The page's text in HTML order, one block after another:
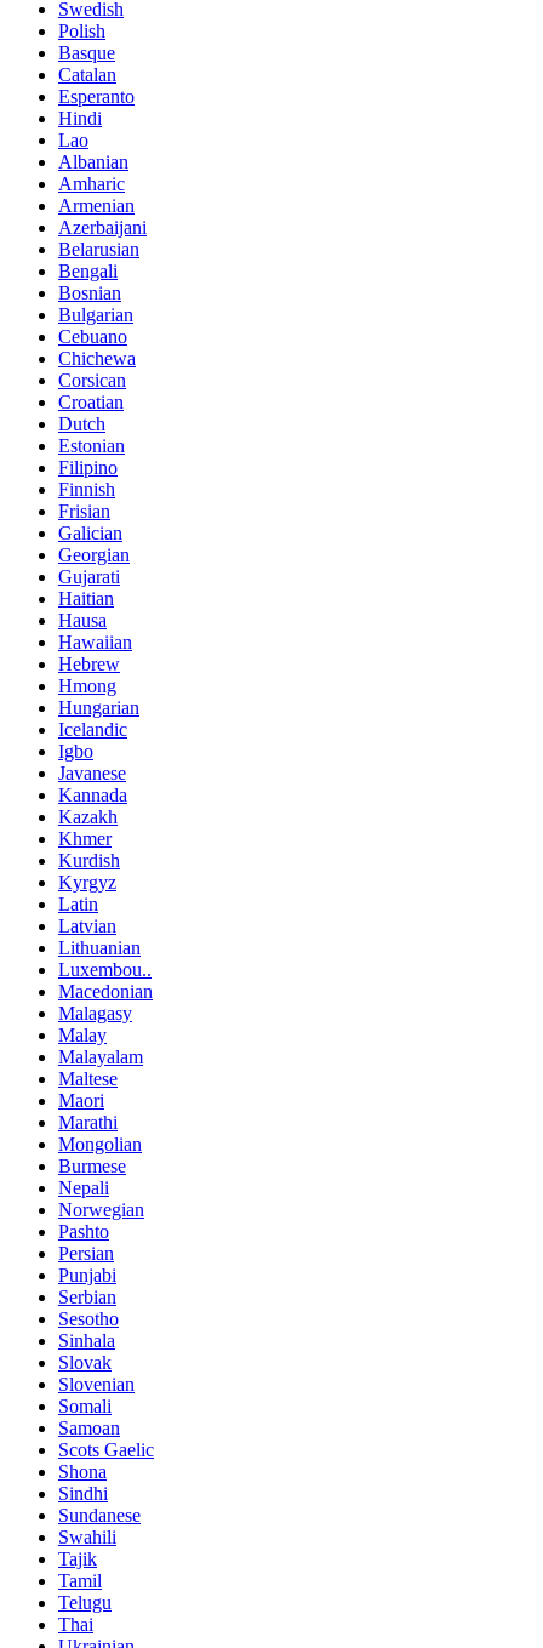
Swedish
Polish
Basque
Catalan
Esperanto
Hindi
Lao
Albanian
Amharic
Armenian
Azerbaijani
Belarusian
Bengali
Bosnian
Bulgarian
Cebuano
Chichewa
Corsican
Croatian
Dutch
Estonian
Filipino
Finnish
Frisian
Galician
Georgian
Gujarati
Haitian
Hausa
Hawaiian
Hebrew
Hmong
Hungarian
Icelandic
Igbo
Javanese
Kannada
Kazakh
Khmer
Kurdish
Kyrgyz
Latin
Latvian
Lithuanian
Luxembou..
Macedonian
Malagasy
Malay
Malayalam
Maltese
Maori
Marathi
Mongolian
Burmese
Nepali
Norwegian
Pashto
Persian
Punjabi
Serbian
Sesotho
Sinhala
Slovak
Slovenian
Somali
Samoan
Scots Gaelic
Shona
Sindhi
Sundanese
Swahili
Tajik
Tamil
Telugu
Thai